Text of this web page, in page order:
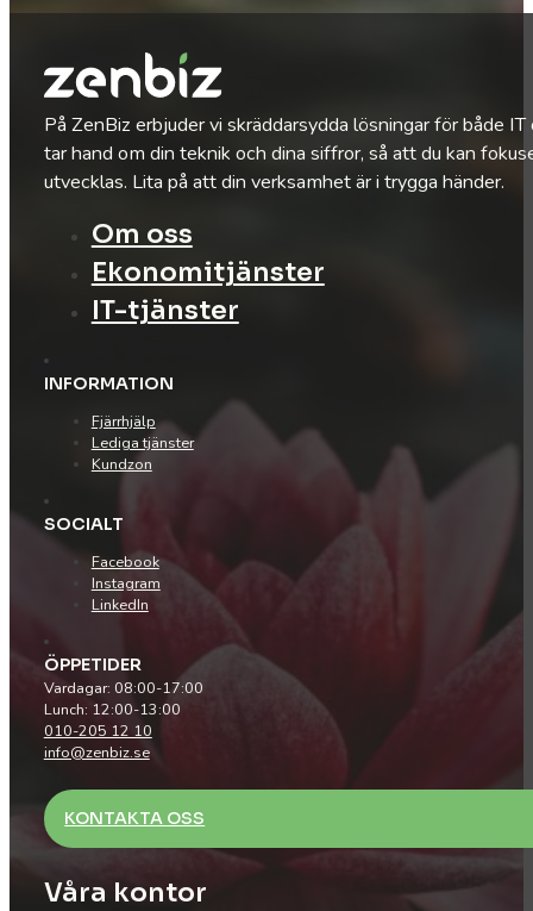
På ZenBiz erbjuder vi skräddarsydda lösningar för både
tar hand om din teknik och dina siffror, så att du kan
utvecklas. Lita på att din verksamhet är i trygga händer.
Om oss
Ekonomitjänster
IT-tjänster
INFORMATION
Fjärrhjälp
Lediga tjänster
Kundzon
SOCIALT
Facebook
Instagram
LinkedIn
ÖPPETIDER
Vardagar: 08:00-17:00
Lunch: 12:00-13:00
010-205 12 10
info@zenbiz.se
KONTAKTA OSS
Våra kontor